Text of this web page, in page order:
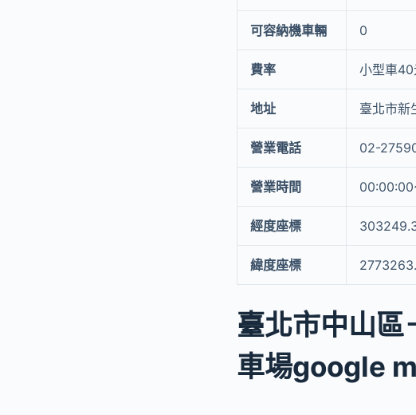
可容納機車輛 0
費率 小型車40
地址 臺北市新
營業電話 02-
營業時間
經度座標
緯度座標
臺北市中山
車場google